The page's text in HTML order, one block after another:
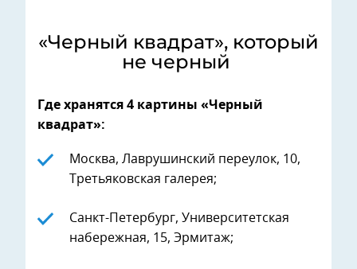
«Черный квадрат», который
не черный
Где хранятся 4 картины «Черный
квадрат»:
Москва, Лаврушинский переулок, 10,
Третьяковская галерея;
Санкт-Петербург, Университетская
набережная, 15, Эрмитаж;